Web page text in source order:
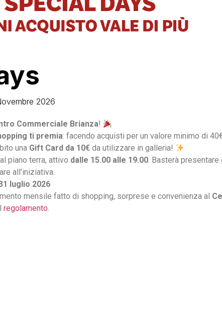
2026
Commerciale Brianza!
ti premia: facendo acquisti per un valore minimo di
una Gift Card da 10€ da utilizzare in galleria!
piano terra, attivo dalle 15.00 alle 19.00. Basterà
all’iniziativa.
luglio 2026
mensile fatto di shopping, sorprese e convenienza al
regolamento.